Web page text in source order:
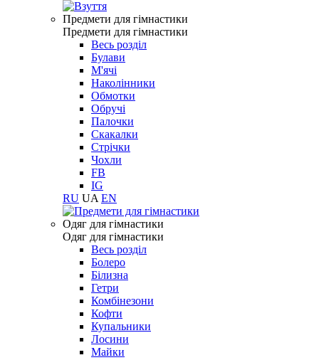
Предмети для гімнастики
Предмети для гімнастики
Весь розділ
Булави
М'ячі
Наколінники
Обмотки
Обручі
Палочки
Скакалки
Стрічки
Чохли
FB
IG
RU UA EN
Одяг для гімнастики
Одяг для гімнастики
Весь розділ
Болеро
Білизна
Гетри
Комбінезони
Кофти
Купальники
Лосини
Майки